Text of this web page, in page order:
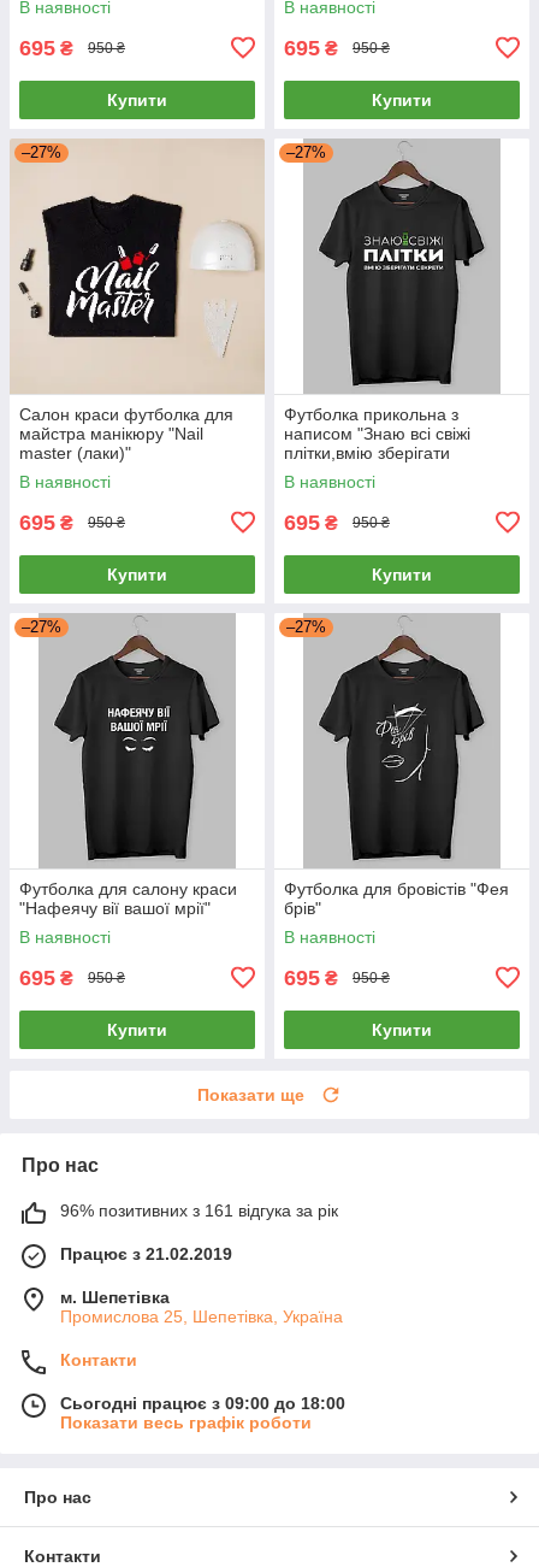
В наявності
695 ₴ 950 ₴
Купити
В наявності
695 ₴ 950 ₴
Купити
–27%
Салон краси футболка для
майстра манікюру "Nail
master (лаки)"
В наявності
695 ₴ 950 ₴
Купити
–27%
Футболка прикольна з
написом "Знаю всі свіжі
плітки,вмію зберігати
секрети"
В наявності
695 ₴ 950 ₴
Купити
–27%
Футболка для салону краси
"Нафеячу вії вашої мрії"
В наявності
695 ₴ 950 ₴
Купити
–27%
Футболка для бровістів "Фея
брів"
В наявності
695 ₴ 950 ₴
Купити
Показати ще
Про нас
96% позитивних з 161 відгука за рік
Працює з 21.02.2019
м. Шепетівка
Промислова 25, Шепетівка, Україна
Контакти
Сьогодні працює з 09:00 до 18:00
Показати весь графік роботи
Про нас
Контакти